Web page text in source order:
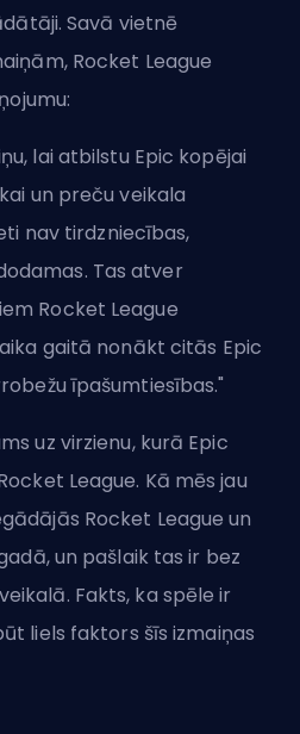
Savā vietnē
Rocket League
lai atbilstu Epic kopējai
un preču veikala
nav tirdzniecības,
Tas atver
Rocket League
gaitā nonākt citās Epic
īpašumtiesības."
uz virzienu, kurā Epic
League. Kā mēs jau
Rocket League un
un pašlaik tas ir bez
Fakts, ka spēle ir
liels faktors šīs izmaiņas